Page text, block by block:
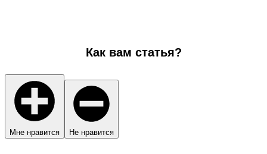
Как вам статья?
Мне нравится Не нравится